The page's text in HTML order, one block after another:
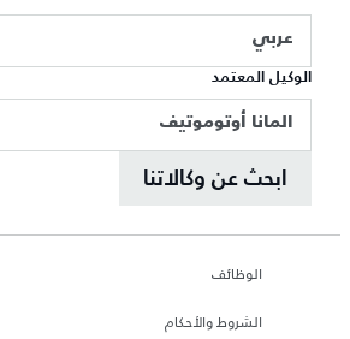
عربي
الوكيل المعتمد
المانا أوتوموتيف
ابحث عن وكالاتنا
الوظائف
الشروط والأحكام